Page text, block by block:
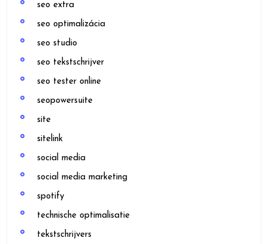
seo extra
seo optimalizácia
seo studio
seo tekstschrijver
seo tester online
seopowersuite
site
sitelink
social media
social media marketing
spotify
technische optimalisatie
tekstschrijvers